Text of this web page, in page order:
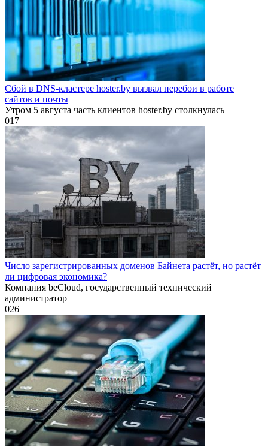
Сбой в DNS-кластере hoster.by вызвал перебои в работе
сайтов и почты
Утром 5 августа часть клиентов hoster.by столкнулась
017
Число зарегистрированных доменов Байнета растёт, но растёт
ли цифровая экономика?
Компания beCloud, государственный технический
администратор
026